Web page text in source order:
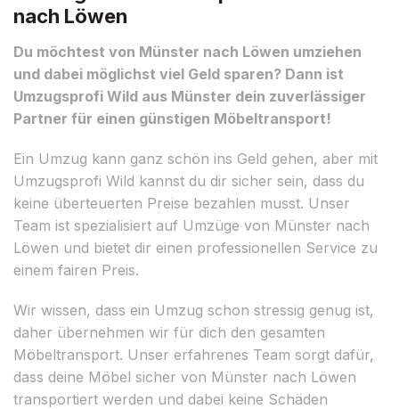
nach Löwen
Du möchtest von Münster nach Löwen umziehen
und dabei möglichst viel Geld sparen? Dann ist
Umzugsprofi Wild aus Münster dein zuverlässiger
Partner für einen günstigen Möbeltransport!
Ein Umzug kann ganz schön ins Geld gehen, aber mit
Umzugsprofi Wild kannst du dir sicher sein, dass du
keine überteuerten Preise bezahlen musst. Unser
Team ist spezialisiert auf Umzüge von Münster nach
Löwen und bietet dir einen professionellen Service zu
einem fairen Preis.
Wir wissen, dass ein Umzug schon stressig genug ist,
daher übernehmen wir für dich den gesamten
Möbeltransport. Unser erfahrenes Team sorgt dafür,
dass deine Möbel sicher von Münster nach Löwen
transportiert werden und dabei keine Schäden